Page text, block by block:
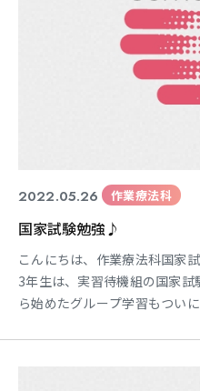
2022.05.26 作業療法科
国家試験勉強♪
こんにちは、作業療法科国家
3年生は、実習待機組の国家
ら始めたグループ学習もつい